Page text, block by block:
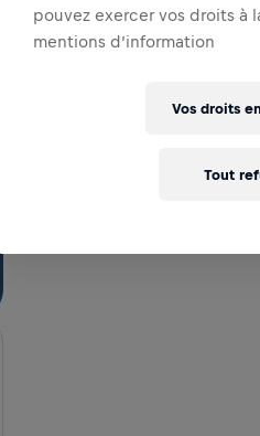
pouvez exercer vos droits à
mentions d’information
Vos droits
Tout